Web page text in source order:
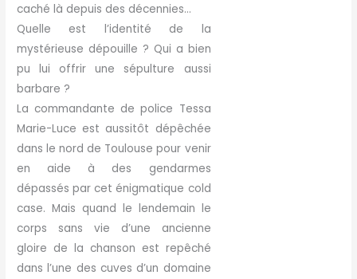
caché là depuis des décennies…
Quelle est l’identité de la
mystérieuse dépouille ? Qui a bien
pu lui offrir une sépulture aussi
barbare ?
La commandante de police Tessa
Marie-Luce est aussitôt dépêchée
dans le nord de Toulouse pour venir
en aide à des gendarmes
dépassés par cet énigmatique cold
case. Mais quand le lendemain le
corps sans vie d’une ancienne
gloire de la chanson est repêché
dans l’une des cuves d’un domaine